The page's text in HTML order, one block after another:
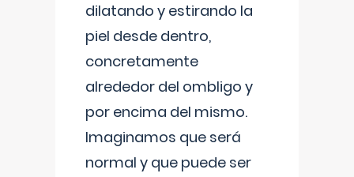
dilatando y estirando la
piel desde dentro,
concretamente
alrededor del ombligo y
por encima del mismo.
Imaginamos que será
normal y que puede ser